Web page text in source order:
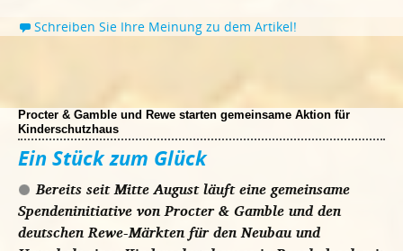
Schreiben Sie Ihre Meinung zu dem Artikel!
Procter & Gamble und Rewe starten gemeinsame Aktion für
Kinderschutzhaus
Ein Stück zum Glück
Bereits seit Mitte August läuft eine gemeinsame
Spendeninitiative von Procter & Gamble und den
deutschen Rewe-Märkten für den Neubau und